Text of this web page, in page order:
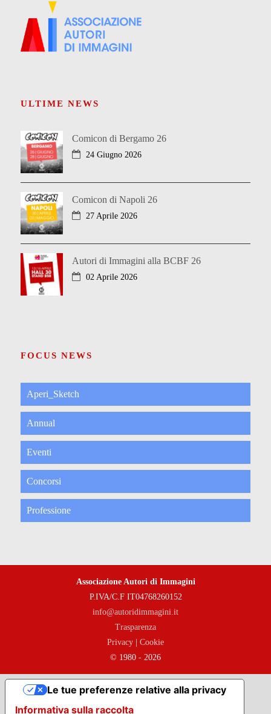
ULTIME NEWS
Comicon di Bergamo 26
24 Giugno 2026
Comicon di Napoli 26
27 Aprile 2026
Autori di Immagini alla BCBF 26
02 Aprile 2026
FOCUS NEWS
Aperi_Sketch
Annual
Eventi
Concorsi
Professione
Associazione Autori di Immagini
P.IVA/C.F IT04768260152
info@autoridimmagini.it
Trasparenza
Privacy | Cookie
© 1980 - 2026
Informativa sulla raccolta
Le tue preferenze relative alla privacy